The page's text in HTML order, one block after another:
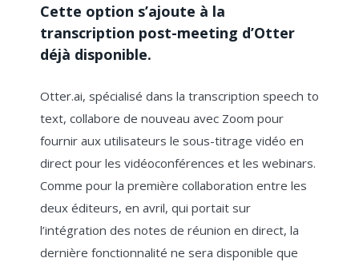
Cette option s’ajoute à la
transcription post-meeting d’Otter
déjà disponible.
Otter.ai, spécialisé dans la transcription speech to
text, collabore de nouveau avec Zoom pour
fournir aux utilisateurs le sous-titrage vidéo en
direct pour les vidéoconférences et les webinars.
Comme pour la première collaboration entre les
deux éditeurs, en avril, qui portait sur
l’intégration des notes de réunion en direct, la
dernière fonctionnalité ne sera disponible que